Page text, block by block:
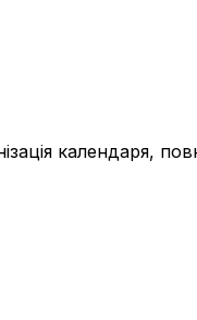
календаря,